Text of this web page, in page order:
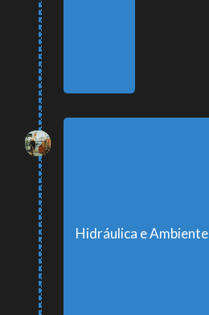
Hidráulica e Ambiente